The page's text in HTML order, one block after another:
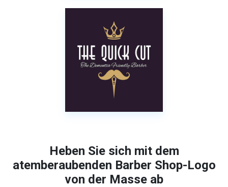
Heben Sie sich mit dem
atemberaubenden Barber Shop-Logo
von der Masse ab